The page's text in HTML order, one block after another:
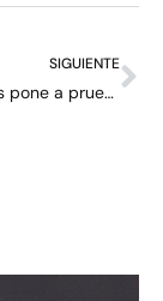
SIGUIENTE
Roland Garros pone a prueba la vigencia de Djokovic: “Quería jugar más, pero mi cuerpo no me ha dejado”